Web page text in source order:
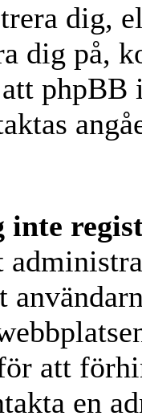
dig,
dig på,
inte
att
en